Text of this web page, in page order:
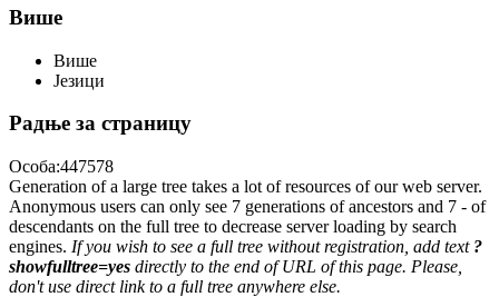
Више
Више
Језици
Радње за страницу
Особа:447578
Generation of a large tree takes a lot of resources of our web server.
Anonymous users can only see 7 generations of ancestors and 7 - of
descendants on the full tree to decrease server loading by search
engines. If you wish to see a full tree without registration, add text ?
showfulltree=yes directly to the end of URL of this page. Please,
don't use direct link to a full tree anywhere else.